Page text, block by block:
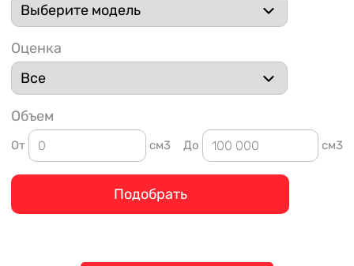
Оценка
Объем
От см3 До см3
Подобрать